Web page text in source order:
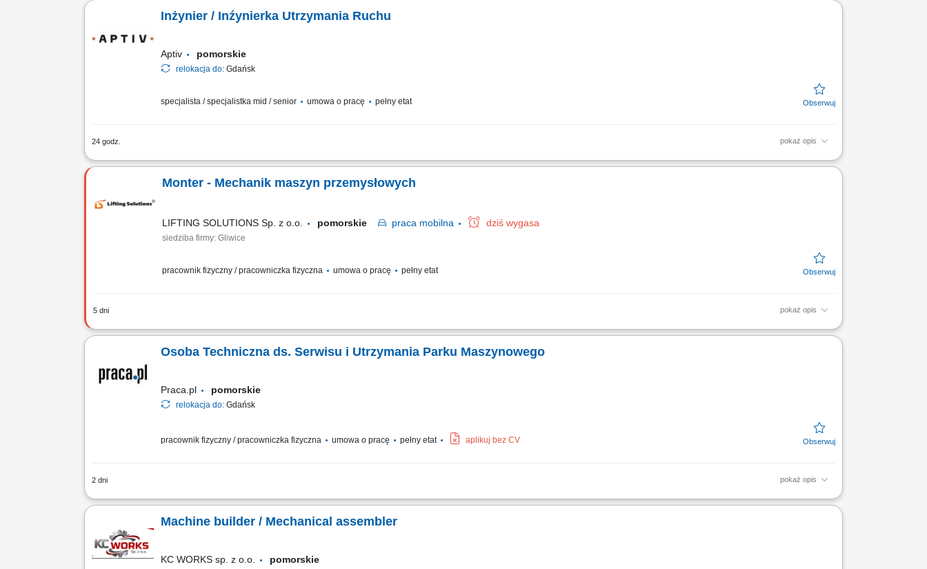
Inżynier / Inźynierka Utrzymania Ruchu
Aptiv pomorskie
relokacja do: Gdańsk
specjalista / specjalistka mid / senior umowa o pracę pełny etat
24 godz. pokaż opis
Zadania Analizowanie awarii i wdrażanie rozwiązań zapobiegających ich powtórnemu wystąpieniu. Kalibracja i ustawianie maszyn w sposób gwarantujący płynne
Monter - Mechanik maszyn przemysłowych
LIFTING SOLUTIONS Sp. z o.o. pomorskie praca mobilna dziś wygasa
siedziba firmy: Gliwice
pracownik fizyczny / pracowniczka fizyczna umowa o pracę pełny etat
5 dni pokaż opis
Praca tylko i wyłącznie w delegacjach. Poszukujemy kandydatów z doświadczeniem w realizacji projektów przemysłowych, gotowych do pracy mobilnej na terenie całej
Osoba Techniczna ds. Serwisu i Utrzymania Parku Maszynowego
Praca.pl pomorskie
relokacja do: Gdańsk
pracownik fizyczny / pracowniczka fizyczna umowa o pracę pełny etat aplikuj bez CV
2 dni pokaż opis
Opis stanowiska Zapewnianie pełnej ciągłości operacyjnej oraz niezawodnego funkcjonowania urządzeń wchodzących w skład linii produkcyjnych. Przeprowadzanie
Machine builder / Mechanical assembler
KC WORKS sp. z o.o. pomorskie